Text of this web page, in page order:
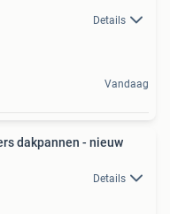
Details
Vandaag
dakpannen - nieuw
Details